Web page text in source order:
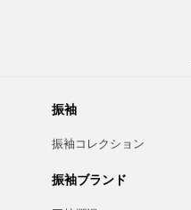
振袖
振袖コレクション
振袖ブランド